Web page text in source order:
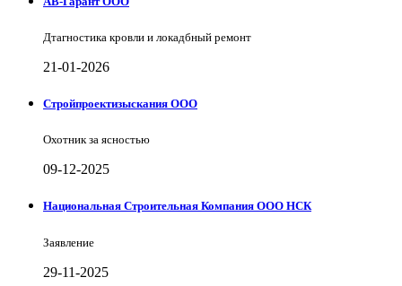
Дтагностика кровли и локадбный ремонт
21-01-2026
Стройпроектизыскания ООО
Охотник за ясностью
09-12-2025
Национальная Строительная Компания ООО НСК
Заявление
29-11-2025